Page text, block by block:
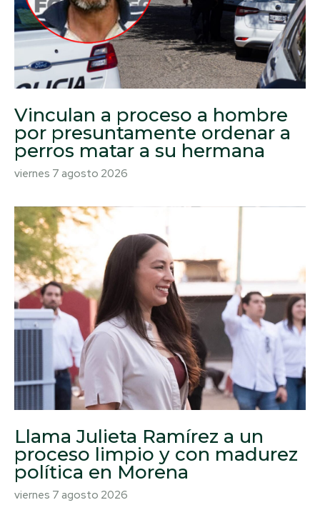
Vinculan a proceso a hombre
por presuntamente ordenar a
perros matar a su hermana
viernes 7 agosto 2026
Llama Julieta Ramírez a un
proceso limpio y con madurez
política en Morena
viernes 7 agosto 2026